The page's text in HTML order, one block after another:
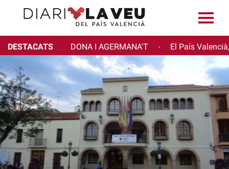
DESTACATS DONA I AGERMANA'T · El País